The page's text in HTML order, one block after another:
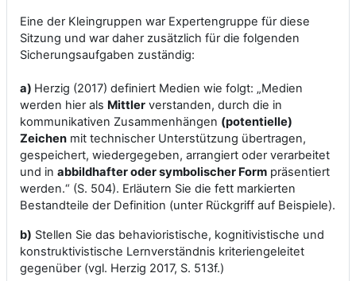
Eine der Kleingruppen war Expertengruppe für diese
Sitzung und war daher zusätzlich für die folgenden
Sicherungsaufgaben zuständig:
a) Herzig (2017) definiert Medien wie folgt: „Medien
werden hier als Mittler verstanden, durch die in
kommunikativen Zusammenhängen (potentielle)
Zeichen mit technischer Unterstützung übertragen,
gespeichert, wiedergegeben, arrangiert oder verarbeitet
und in abbildhafter oder symbolischer Form präsentiert
werden.“ (S. 504). Erläutern Sie die fett markierten
Bestandteile der Definition (unter Rückgriff auf Beispiele).
b) Stellen Sie das behavioristische, kognitivistische und
konstruktivistische Lernverständnis kriteriengeleitet
gegenüber (vgl. Herzig 2017, S. 513f.)